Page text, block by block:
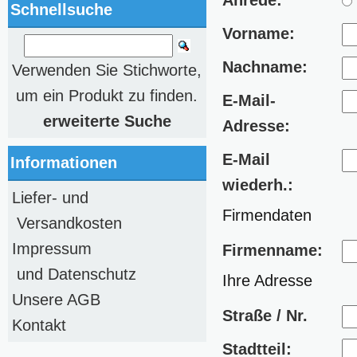
Vorname:
Nachname:
E-Mail-
Adresse:
E-Mail
wiederh.:
Firmendaten
Firmenname:
Ihre Adresse
Straße / Nr.
Stadtteil:
Schnellsuche
Verwenden Sie Stichworte,
um ein Produkt zu finden.
erweiterte Suche
Informationen
Liefer- und
Versandkosten
Impressum
und Datenschutz
Unsere AGB
Kontakt